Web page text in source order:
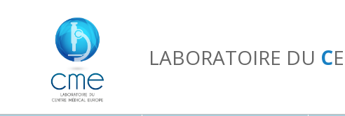
LABORATOIRE DU C